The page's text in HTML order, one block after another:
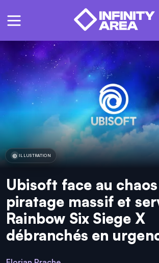
ILLUSTRATION
Ubisoft face au
piratage massif et
Rainbow Six Siege X
débranchés en